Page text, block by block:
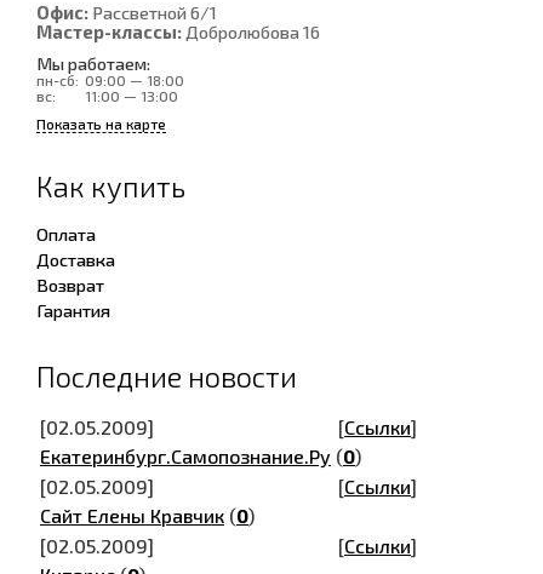
Офис: Рассветной 6/1
Мастер-классы: Добролюбова 16
Мы работаем:
пн-сб: 09:00 — 18:00
вс:
11:00 — 13:00
Показать на карте
Как купить
Оплата
Доставка
Возврат
Гарантия
Последние новости
[02.05.2009] [Ссылки]
Екатеринбург.Самопознание.Ру (0)
[02.05.2009]
[Ссылки]
Сайт Елены Кравчик (0)
[02.05.2009]
[Ссылки]